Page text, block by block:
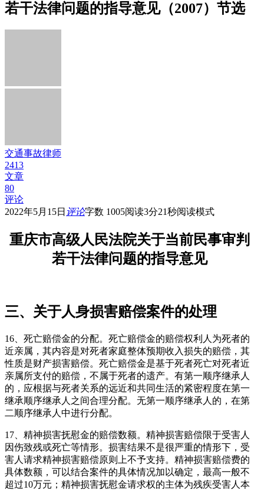
若干法律问题的指导意见（2007）节选
交通事故律师
2413
文章
80
评论
2022年5月15日 评论字数 1005阅读3分21秒阅读模式
重庆市高级人民法院关于当前民事审判
若干法律问题的指导意见
三、关于人身损害赔偿案件的处理
16、死亡赔偿金的分配。死亡赔偿金的赔偿权利人为死者的
近亲属，其内容是对死者家庭整体预期收入损失的赔偿，其
性质是财产损害赔偿。死亡赔偿金是基于死者死亡对死者近
亲属所支付的赔偿，不属于死者的遗产。有第一顺序继承人
的，应根据与死者关系的远近和共同生活的紧密程度在第一
继承顺序继承人之间合理分配。无第一顺序继承人的，在第
二顺序继承人中进行分配。
17、精神损害抚慰金的赔偿数额。精神损害赔偿限于受害人
因伤致残或死亡等情形。损害结果不是很严重的情形下，受
害人请求精神损害赔偿原则上不予支持。精神损害赔偿费的
具体数额，可以结合案件的具体情况加以确定，最高一般不
超过10万元；精神损害抚慰金请求权的主体为残疾受害人本